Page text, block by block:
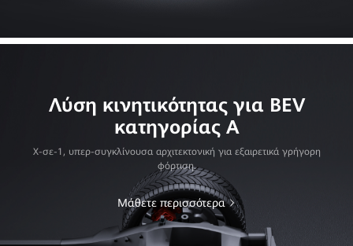
Λύση κινητικότητας για BEV
κατηγορίας A
X-σε-1, υπερ-συγκλίνουσα αρχιτεκτονική για εξαιρετικά γρήγορη
φόρτιση.
Μάθετε περισσότερα